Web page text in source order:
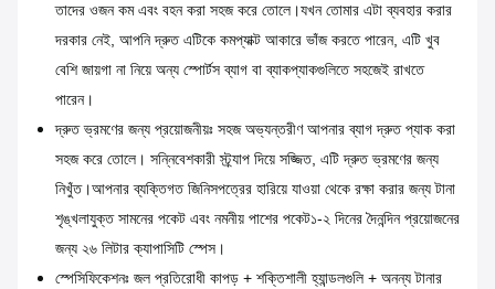
তাদের ওজন কম এবং বহন করা সহজ করে তোলে।যখন তোমার এটা ব্যবহার করার
দরকার নেই, আপনি দ্রুত এটিকে কমপ্যাক্ট আকারে ভাঁজ করতে পারেন, এটি খুব
বেশি জায়গা না নিয়ে অন্য স্পোর্টস ব্যাগ বা ব্যাকপ্যাকগুলিতে সহজেই রাখতে
পারেন।
দ্রুত ভ্রমণের জন্য প্রয়োজনীয়ঃ সহজ অভ্যন্তরীণ আপনার ব্যাগ দ্রুত প্যাক করা
সহজ করে তোলে। সন্নিবেশকারী স্ট্র্যাপ দিয়ে সজ্জিত, এটি দ্রুত ভ্রমণের জন্য
নিখুঁত।আপনার ব্যক্তিগত জিনিসপত্রের হারিয়ে যাওয়া থেকে রক্ষা করার জন্য টানা
শৃঙ্খলাযুক্ত সামনের পকেট এবং নমনীয় পাশের পকেট১-২ দিনের দৈনন্দিন প্রয়োজনের
জন্য ২৬ লিটার ক্যাপাসিটি স্পেস।
স্পেসিফিকেশনঃ জল প্রতিরোধী কাপড় + শক্তিশালী হ্যান্ডলগুলি + অনন্য টানার